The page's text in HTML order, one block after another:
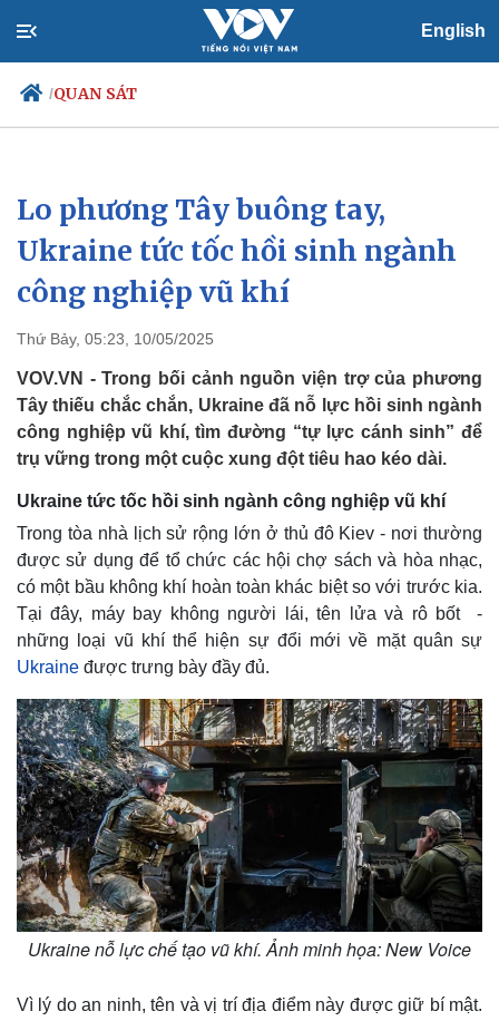
English
/QUAN SÁT
Chính trị
Đảng
Tổ chức nhân sự
Quốc hội
Nhận diện sự thật
Xã hội
Tin 24h
Dự báo thời tiết
Giáo dục
Lo phương Tây buông tay,
Ukraine tức tốc hồi sinh ngành
công nghiệp vũ khí
Thứ Bảy, 05:23, 10/05/2025
VOV.VN - Trong bối cảnh nguồn viện trợ của phương
Tây thiếu chắc chắn, Ukraine đã nỗ lực hồi sinh ngành
công nghiệp vũ khí, tìm đường “tự lực cánh sinh” để
trụ vững trong một cuộc xung đột tiêu hao kéo dài.
Ukraine tức tốc hồi sinh ngành công nghiệp vũ khí
Trong tòa nhà lịch sử rộng lớn ở thủ đô Kiev - nơi thường
được sử dụng để tổ chức các hội chợ sách và hòa nhạc,
có một bầu không khí hoàn toàn khác biệt so với trước kia.
Tại đây, máy bay không người lái, tên lửa và rô bốt -
những loại vũ khí thể hiện sự đổi mới về mặt quân sự
Ukraine được trưng bày đầy đủ.
Ukraine nỗ lực chế tạo vũ khí. Ảnh minh họa: New Voice
Vì lý do an ninh, tên và vị trí địa điểm này được giữ bí mật.